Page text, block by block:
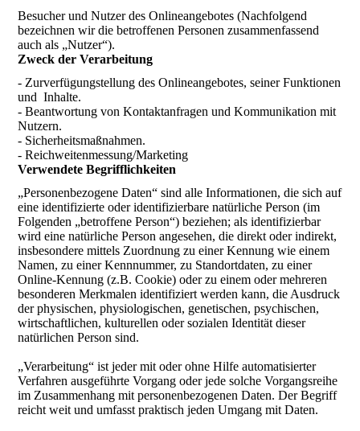
Besucher und Nutzer des Onlineangebotes (Nachfolgend
bezeichnen wir die betroffenen Personen zusammenfassend
auch als „Nutzer“).
Zweck der Verarbeitung
- Zurverfügungstellung des Onlineangebotes, seiner Funktionen
und Inhalte.
- Beantwortung von Kontaktanfragen und Kommunikation mit
Nutzern.
- Sicherheitsmaßnahmen.
- Reichweitenmessung/Marketing
Verwendete Begrifflichkeiten
„Personenbezogene Daten“ sind alle Informationen, die sich auf
eine identifizierte oder identifizierbare natürliche Person (im
Folgenden „betroffene Person“) beziehen; als identifizierbar
wird eine natürliche Person angesehen, die direkt oder indirekt,
insbesondere mittels Zuordnung zu einer Kennung wie einem
Namen, zu einer Kennnummer, zu Standortdaten, zu einer
Online-Kennung (z.B. Cookie) oder zu einem oder mehreren
besonderen Merkmalen identifiziert werden kann, die Ausdruck
der physischen, physiologischen, genetischen, psychischen,
wirtschaftlichen, kulturellen oder sozialen Identität dieser
natürlichen Person sind.
„Verarbeitung“ ist jeder mit oder ohne Hilfe automatisierter
Verfahren ausgeführte Vorgang oder jede solche Vorgangsreihe
im Zusammenhang mit personenbezogenen Daten. Der Begriff
reicht weit und umfasst praktisch jeden Umgang mit Daten.